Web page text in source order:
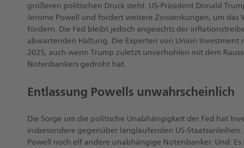
größeren politischen Druck steht. US-Präsident Donald
Jerome Powell und fordert weitere Zinssenkungen, um das
fördern. Die Fed bleibt jedoch angesichts der
abwartenden Haltung. Die Experten von Union Investment
2025, auch wenn Trump zuletzt unverhohlen mit dem
Notenbankers gedroht hat.
Entlassung Powells unwahrscheinlich
Die Sorge um die politische Unabhängigkeit der Fed hat
insbesondere gegenüber langlaufenden US-
Powell noch elf andere unabhängige Notenbanker. Und: Es